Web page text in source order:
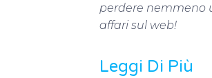
perdere nemmeno
affari sul web!
Leggi Di Più